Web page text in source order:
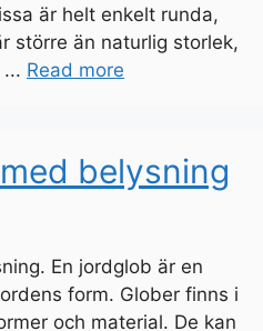
är helt enkelt runda,
större än naturlig storlek,
Read more
belysning
En jordglob är en
form. Glober finns i
och material. De kan